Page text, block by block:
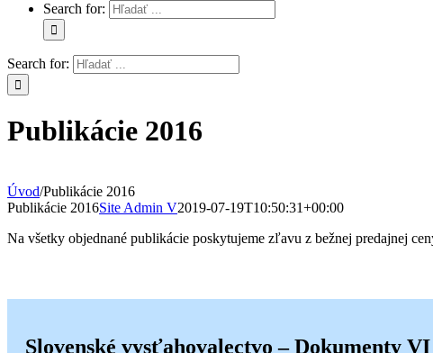
Search for:
Search for:
Publikácie 2016
Úvod/Publikácie 2016
Publikácie 2016Site Admin V2019-07-19T10:50:31+00:00
Na všetky objednané publikácie poskytujeme zľavu z bežnej predajnej
Slovenské vysťahovalectvo – Dokumenty VI